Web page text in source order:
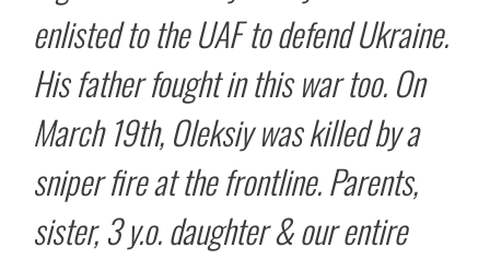
enlisted to the UAF to defend Ukraine.
His father fought in this war too. On
March 19th, Oleksiy was killed by a
sniper fire at the frontline. Parents,
sister, 3 y.o. daughter & our entire